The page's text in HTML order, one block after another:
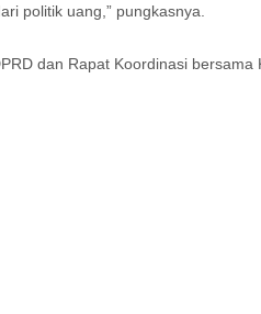
politik uang,” pungkasnya.
dan Rapat Koordinasi bersama